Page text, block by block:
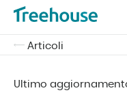
Articoli
Ultimo